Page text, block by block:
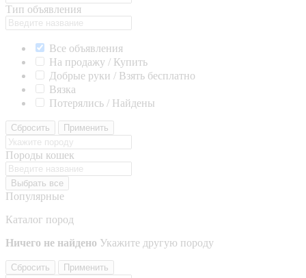
Тип объявления
Все объявления
На продажу / Купить
Добрые руки / Взять бесплатно
Вязка
Потерялись / Найдены
Сбросить Применить
Породы кошек
Выбрать все
Популярные
Каталог пород
Ничего не найдено Укажите другую породу
Сбросить Применить